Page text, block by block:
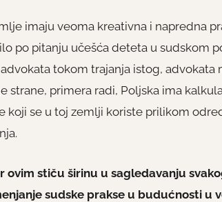
imaju veoma kreativna i napredna
po pitanju učešća deteta u sudskom
tokom trajanja istog,
primera radi, Poljska ima
koji se u toj zemlji koriste prilikom
ovim stiču širinu u sagledavanju
sudske prakse u budućnosti u